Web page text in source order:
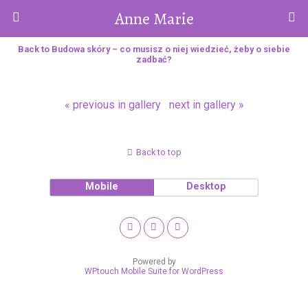
Anne Marie
Back to Budowa skóry – co musisz o niej wiedzieć, żeby o siebie
zadbać?
« previous in gallery next in gallery »
Back to top
Mobile Desktop
Powered by
WPtouch Mobile Suite for WordPress